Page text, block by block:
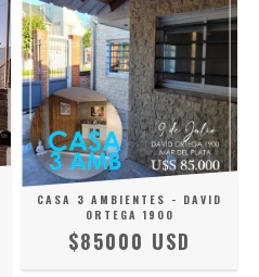
CASA 3 AMBIENTES - DAVID
ORTEGA 1900
$85000 USD